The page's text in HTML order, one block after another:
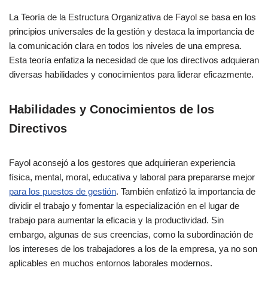
La Teoría de la Estructura Organizativa de Fayol se basa en los
principios universales de la gestión y destaca la importancia de
la comunicación clara en todos los niveles de una empresa.
Esta teoría enfatiza la necesidad de que los directivos adquieran
diversas habilidades y conocimientos para liderar eficazmente.
Habilidades y Conocimientos de los
Directivos
Fayol aconsejó a los gestores que adquirieran experiencia
física, mental, moral, educativa y laboral para prepararse mejor
para los puestos de gestión. También enfatizó la importancia de
dividir el trabajo y fomentar la especialización en el lugar de
trabajo para aumentar la eficacia y la productividad. Sin
embargo, algunas de sus creencias, como la subordinación de
los intereses de los trabajadores a los de la empresa, ya no son
aplicables en muchos entornos laborales modernos.